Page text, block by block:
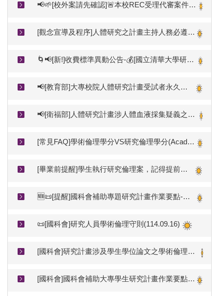
📢🌱[校外案請先確認]🚨本校REC受理代審案件以與本校簽訂委託契約且屬簽約審查範圍內者為限(準備電子檔前請先洽詢是否可受理）
[觀念宣導及程序]人體研究之計畫主持人務必遵從本校研究倫理審查規範送審(教育部函文)
🌀📢[新!]收費標準異動公告-💰[國立清華大學研究倫理審查服務費用收支管理要點(115.03.19修正，115.06.01啟用)
📢[教育部]大專校院人體研究計畫受試者永久單一申訴窗口(申訴專線與陳情表)
📢[衛福部]人體研究計畫涉人體血液採集疑義之說明(衛部醫字第1141666600號)。🚨應由[接受相關抽血訓練]+[具有效期間執業執照]之醫事人員為之
[常見FAQ]學術倫理學分VS研究倫理學分(Academic Ethics Credits vs. Research Ethics Credits)
[畢業前提醒]學生執行研究倫理案，記得提前完成結案審查才能順利離校
🆕📜[提醒]國科會補助專題研究計畫作業要點-有關REC核准文件的規範(115.04.10修正生效)
📜[國科會]研究人員學術倫理守則(114.09.16)
[國科會]研究計畫涉及學生學位論文之學術倫理參考指引(112.06.16) Best Practice Guide on Academic Ethics for Research Projects Involving Students’ Degree Theses and Dissertations by the National Science and Technology Council
[國科會]國科會補助大專學生研究計畫作業要點(113.11.01更新)-需檢附6小時學術倫理時數